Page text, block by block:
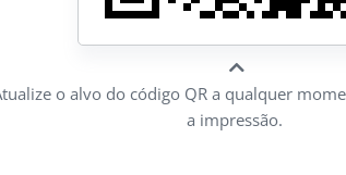
o alvo do código QR a qualquer
a impressão.